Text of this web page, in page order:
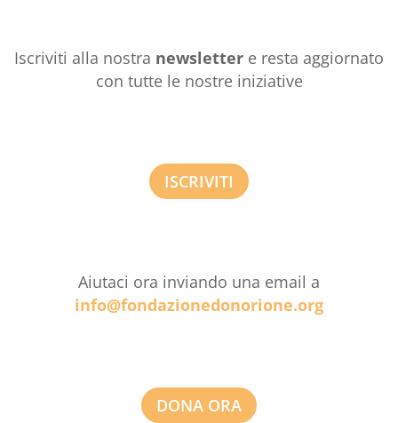
Iscriviti alla nostra newsletter e resta aggiornato
con tutte le nostre iniziative
ISCRIVITI
Aiutaci ora inviando una email a
info@fondazionedonorione.org
DONA ORA